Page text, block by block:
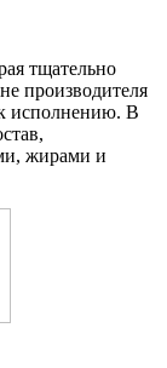
тщательно
производителя
исполнению. В
жирами и